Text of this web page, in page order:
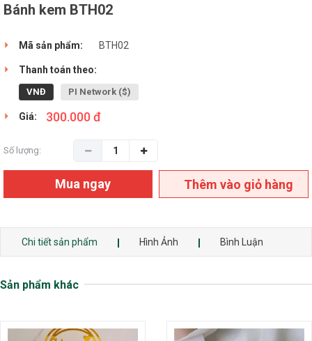
Bánh kem BTH02
Mã sản phẩm: BTH02
Thanh toán theo:
VNĐ PI Network ($)
Giá: 300.000 đ
Số lượng:
Mua ngay Thêm vào giỏ hàng
Chi tiết sản phẩm Hình Ảnh Bình Luận
Sản phẩm khác